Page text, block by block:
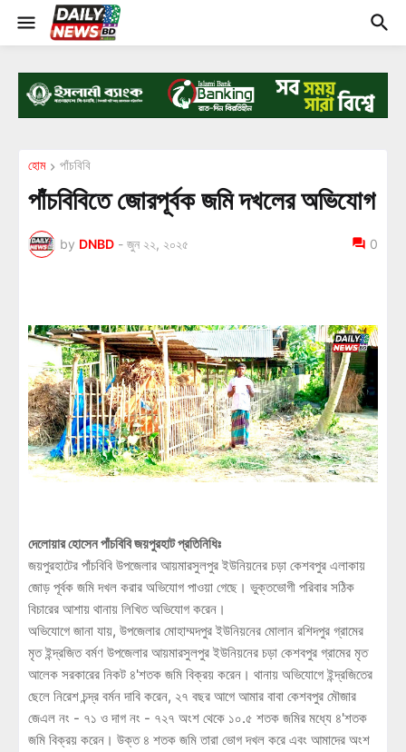
হোম পাঁচবিবি
পাঁচবিবিতে জোরপূর্বক জমি দখলের অভিযোগ
by DNBD - জুন ২২, ২০২৫ 0
দেলোয়ার হোসেন পাঁচবিবি জয়পুরহাট প্রতিনিধিঃ
জয়পুরহাটের পাঁচবিবি উপজেলার আয়মারসুলপুর ইউনিয়নের চড়া কেশবপুর এলাকায়
জোড় পূর্বক জমি দখল করার অভিযোগ পাওয়া গেছে। ভুক্তভোগী পরিবার সঠিক
বিচারের আশায় থানায় লিখিত অভিযোগ করেন।
অভিযোগে জানা যায়, উপজেলার মোহাম্মদপুর ইউনিয়নের মোলান রশিদপুর গ্রামের
মৃত ইন্দ্রজিত বর্মণ উপজেলার আয়মারসুলপুর ইউনিয়নের চড়া কেশবপুর গ্রামের মৃত
আলেক সরকারের নিকট ৪'শতক জমি বিক্রয় করেন। থানায় অভিযোগে ইন্দ্রজিতের
ছেলে নিরেশ চন্দ্র বর্মন দাবি করেন, ২৭ বছর আগে আমার বাবা কেশবপুর মৌজার
জেএল নং - ৭১ ও দাগ নং - ৭২৭ অংশ থেকে ১০.৫ শতক জমির মধ্যে ৪'শতক
জমি বিক্রয় করেন। উক্ত ৪ শতক জমি তারা ভোগ দখল করে এবং আমাদের অংশ